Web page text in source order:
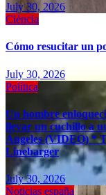
July 30, 2026
Ciéncia
Cómo resucitar un
July 30, 2026
Política
Un hombre
llevar un cuchillo a
Ángeles (VIDEO) *
Linebarger
July 30, 2026
Noticias españa